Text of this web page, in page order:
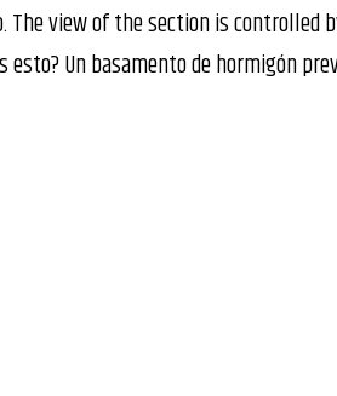
The view of the section is controlled
esto? Un basamento de hormigón